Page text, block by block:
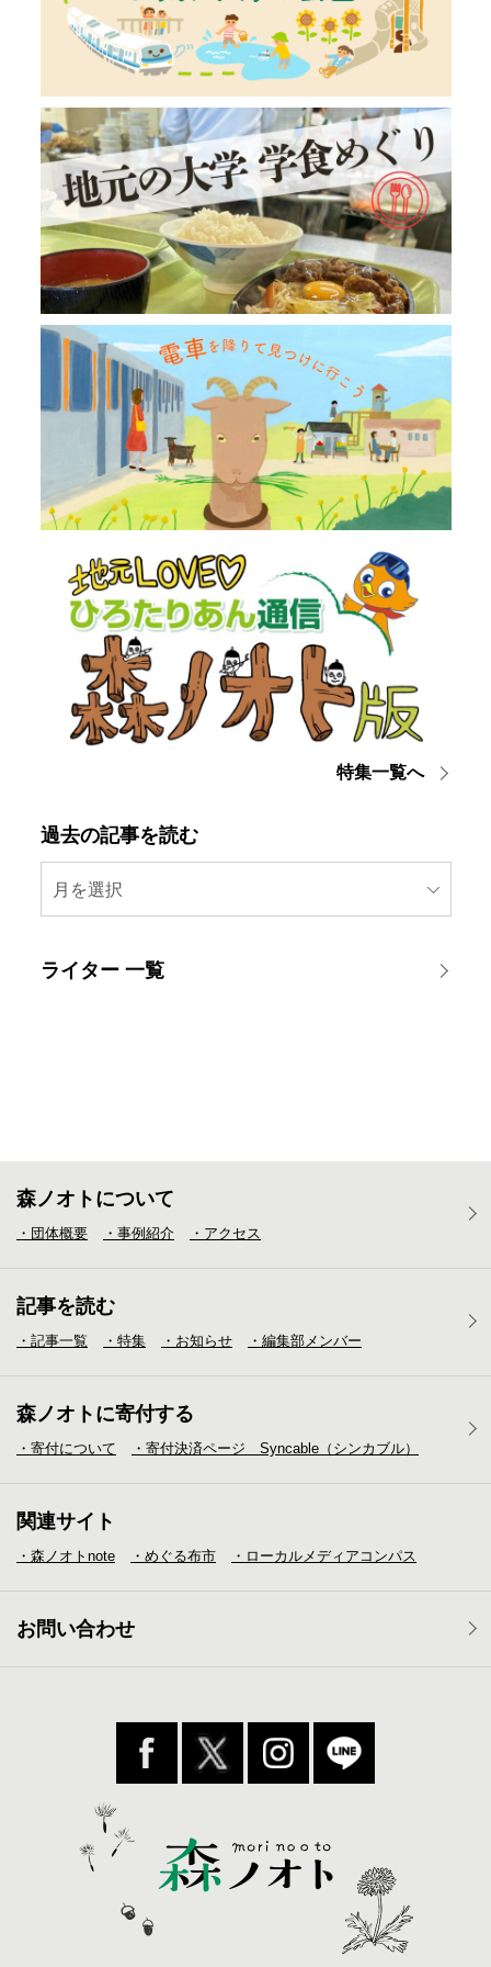
特集一覧へ
過去の記事を読む
月を選択
ライター 一覧
森ノオトについて
・団体概要 ・事例紹介 ・アクセス
記事を読む
・記事一覧 ・特集 ・お知らせ ・編集部メンバー
森ノオトに寄付する
・寄付について ・寄付決済ページ Syncable（シンカブル）
関連サイト
・森ノオトnote ・めぐる布市 ・ローカルメディア コンパス
お問い合わせ